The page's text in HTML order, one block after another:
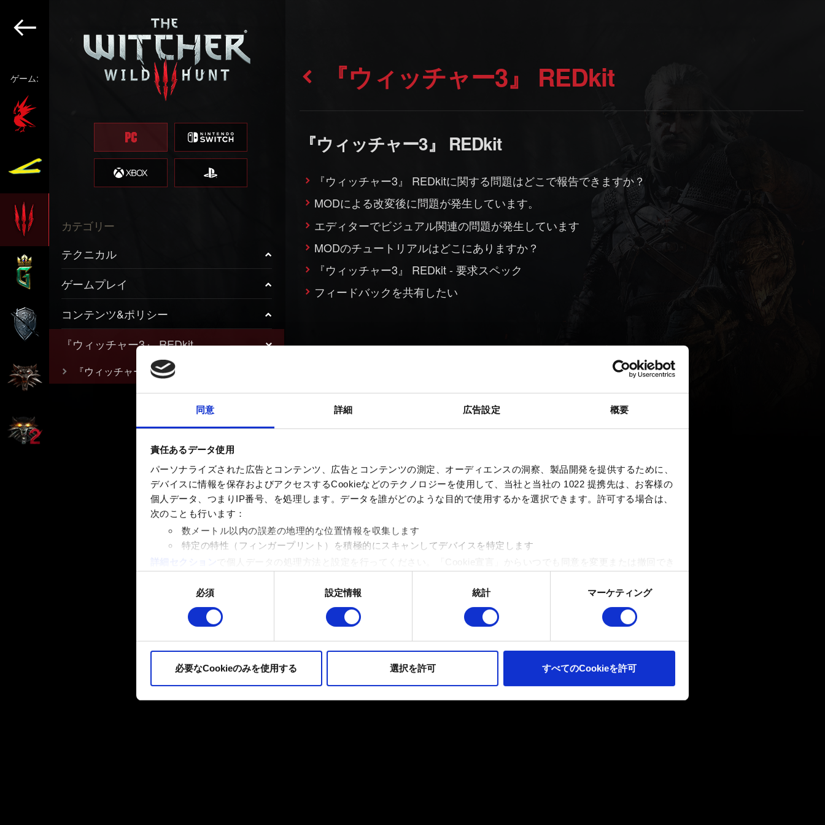
同意 詳細 広告設定 概要
責任あるデータ使用
パーソナライズされた広告とコンテンツ、広告とコンテンツの測定、オーディエンスの洞察、製品開発を提供するために、
デバイスに情報を保存およびアクセスするCookieなどのテクノロジーを使用して、当社と当社の 1022 提携先は、お客様の
個人データ、つまりIP番号、を処理します。データを誰がどのような目的で使用するかを選択できます。 許可する場合は、
次のことも行います：
数メートル以内の誤差の地理的な位置情報を収集します
特定の特性（フィンガープリント）を積極的にスキャンしてデバイスを特定します
で個人データの処理方法と設定を行ってください。「Cookie宣言」からいつでも同意を変更または撤回でき
一部のCookieはウェブサイトの機能を正常にお使いいただくために必要なものです。その他のCookieは、ウェブサイトの
品質向上のために、オプションとして技術的およびコンテンツ関連のフィードバックを送信します。また、ソーシャルメデ
ます。お客様の許可なくこれらのオプションが有効になることはありません。
必須 設定情報 統計 マーケティング
必要なCookieのみを使用する 選択を許可 すべてのCookieを許可
ゲーム:
カテゴリー
テクニカル
ゲームプレイ
コンテンツ&ポリシー
『ウィッチャー3』 REDkit
『ウィッチャー3』 REDkit
『ウィッチャー3』 REDkit
『ウィッチャー3』 REDkit
『ウィッチャー3』 REDkitに関する問題はどこで報告できますか？
MODによる改変後に問題が発生しています。
エディターでビジュアル関連の問題が発生しています
MODのチュートリアルはどこにありますか？
『ウィッチャー3』 REDkit - 要求スペック
フィードバックを共有したい